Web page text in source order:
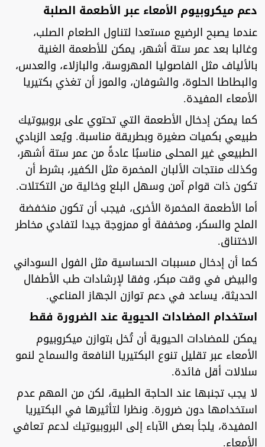
دعم ميكروبيوم الأمعاء عبر الأطعمة الصلبة
عندما يصبح الرضيع مستعدا لتناول الطعام الصلب،
وغالبا بعد عمر ستة أشهر، يمكن للأطعمة الغنية
بالألياف مثل الفاصوليا المهروسة، والبازلاء، والعدس،
والبطاطا الحلوة، والشوفان، والموز أن تغذي بكتيريا
الأمعاء المفيدة.
كما يمكن إدخال الأطعمة التي تحتوي على بروبيوتيك
طبيعي بكميات صغيرة وبطريقة مناسبة. ويُعد الزبادي
الطبيعي غير المحلى مناسبًا عادةً من عمر ستة أشهر،
وكذلك منتجات الألبان المخمرة مثل الكفير، بشرط أن
تكون ذات قوام آمن وسهل البلع وخالية من التكتلات.
أما الأطعمة المخمرة الأخرى، فيجب أن تكون منخفضة
الملح والسكر، ومخففة أو ممزوجة جيدا لتفادي مخاطر
الاختناق.
كما أن إدخال مسببات الحساسية مثل الفول السوداني
والبيض في وقت مبكر، وفقا لإرشادات طب الأطفال
الحديثة، يساعد في دعم توازن الجهاز المناعي.
استخدام المضادات الحيوية عند الضرورة فقط
يمكن للمضادات الحيوية أن تُخل بتوازن ميكروبيوم
الأمعاء عبر تقليل تنوع البكتيريا النافعة والسماح لنمو
سلالات أقل فائدة.
لا يجب تجنبها عند الحاجة الطبية، لكن من المهم عدم
استخدامها دون ضرورة. ونظرا لتأثيرها في البكتيريا
المفيدة، يلجأ بعض الآباء إلى البروبيوتيك لدعم تعافي